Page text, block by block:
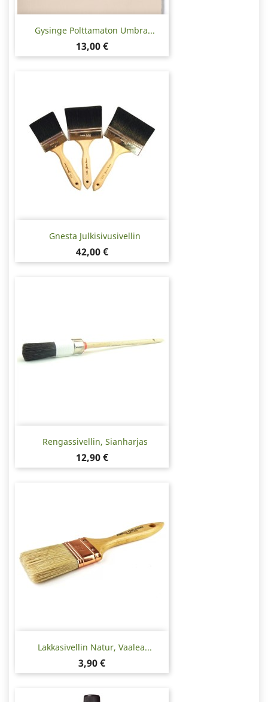
Gysinge Polttamaton Umbra...
Hinta
13,00 €
Gnesta Julkisivusivellin
Hinta
42,00 €
Rengassivellin, Sianharjas
Hinta
12,90 €
Lakkasivellin Natur, Vaalea...
Hinta
3,90 €